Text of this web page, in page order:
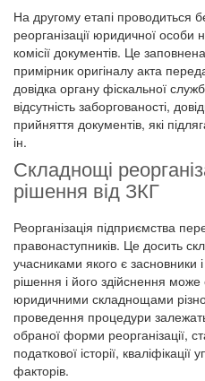
На другому етапі проводиться
реорганізації юридичної особи
комісії документів. Це
примірник оригіналу акта
довідка органу фіскальної
відсутність заборгованості,
прийняття документів, які
ін.
Складнощі
рішення від ЗКГ
Реорганізація підприємства
правонаступників. Це досить
учасниками якого є засновники
рішення і його здійснення
юридичними складнощами
проведення процедури
обраної форми реорганізації,
податкової історії,
факторів.